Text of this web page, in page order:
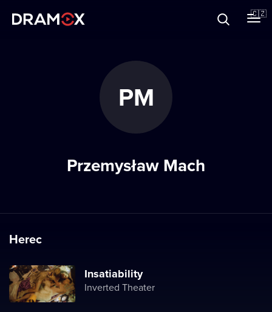
🇨🇿
PM
Przemysław Mach
Herec
Insatiability
Inverted Theater